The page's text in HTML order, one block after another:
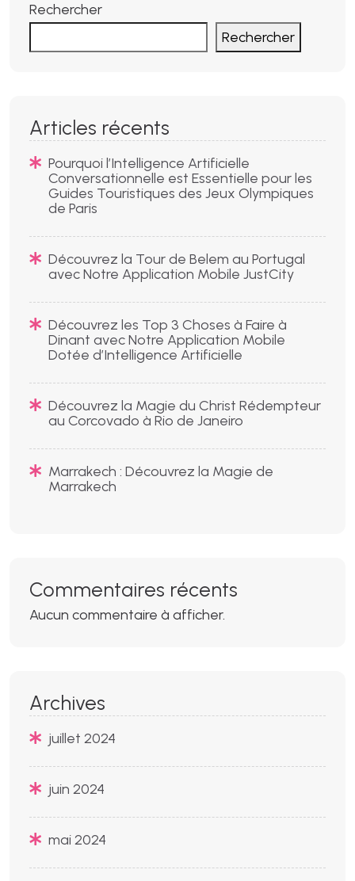
Rechercher
Rechercher
Articles récents
Pourquoi l’Intelligence Artificielle
Conversationnelle est Essentielle pour les
Guides Touristiques des Jeux Olympiques
de Paris
Découvrez la Tour de Belem au Portugal
avec Notre Application Mobile JustCity
Découvrez les Top 3 Choses à Faire à
Dinant avec Notre Application Mobile
Dotée d’Intelligence Artificielle
Découvrez la Magie du Christ Rédempteur
au Corcovado à Rio de Janeiro
Marrakech : Découvrez la Magie de
Marrakech
Commentaires récents
Aucun commentaire à afficher.
Archives
juillet 2024
juin 2024
mai 2024